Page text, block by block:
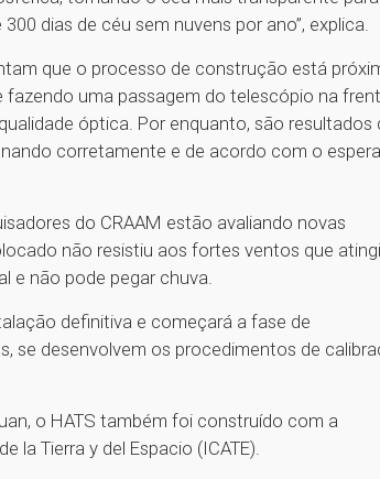
dias de céu sem nuvens por ano”, explica.
que o processo de construção está
fazendo uma passagem do telescópio na
óptica. Por enquanto, são resultados
corretamente e de acordo com o
do CRAAM estão avaliando novas
não resistiu aos fortes ventos que
e não pode pegar chuva.
definitiva e começará a fase de
se desenvolvem os procedimentos de
o HATS também foi construído com a
la Tierra y del Espacio (ICATE).